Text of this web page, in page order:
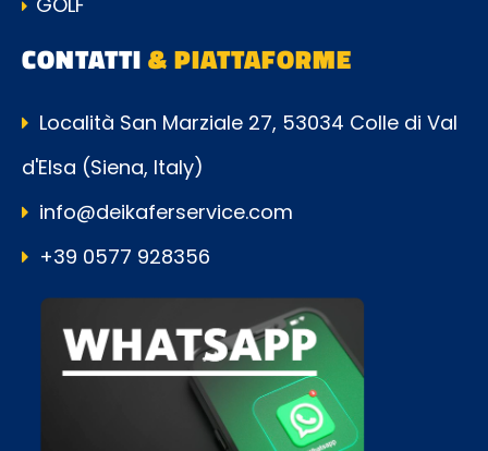
CONTATTI& PIATTAFORME
Località San Marziale 27, 53034 Colle di Val
d'Elsa (Siena, Italy)
info@deikaferservice.com
+39 0577 928356